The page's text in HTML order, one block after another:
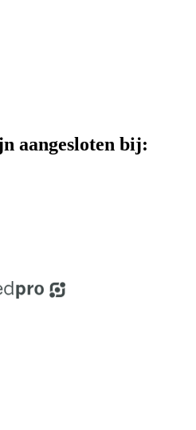
aangesloten bij: